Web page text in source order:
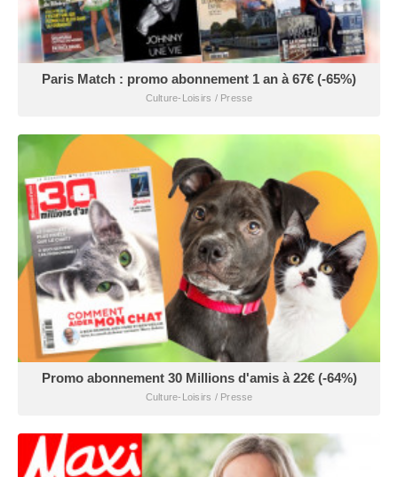
Paris Match : promo abonnement 1 an à 67€ (-65%)
Culture-Loisirs / Presse
Promo abonnement 30 Millions d'amis à 22€ (-64%)
Culture-Loisirs / Presse